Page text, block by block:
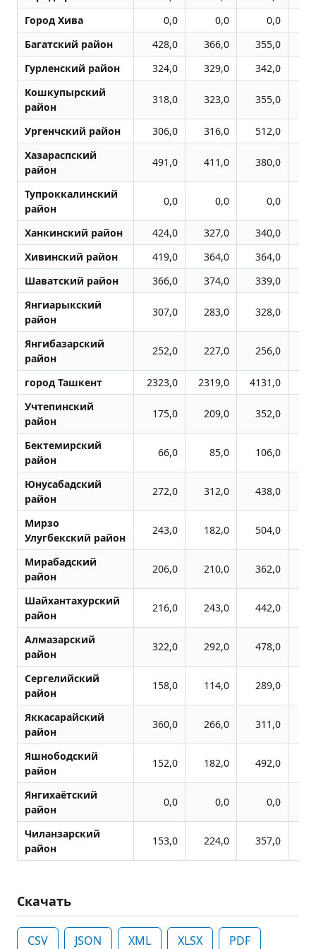
Город Хива
0,0 0,0
0,0
Багатский район
428,0 366,0 355,0
Гурленский район
324,0 329,0 342,0
Кошкупырский
район
318,0 323,0 355,0
Ургенчский район 306,0 316,0 512,0
Хазараспский
район
491,0 411,0 380,0
Тупроккалинский
район
0,0 0,0 0,0
Ханкинский район 424,0 327,0 340,0
Хивинский район
419,0 364,0 364,0
Шаватский район
366,0 374,0 339,0
Янгиарыкский
район
307,0 283,0 328,0
Янгибазарский
район
252,0 227,0 256,0
город Ташкент 2323,0 2319,0 4131,0
Учтепинский
район
175,0 209,0 352,0
Бектемирский
район
66,0 85,0 106,0
Юнусабадский
район
272,0 312,0 438,0
Мирзо
Улугбекский район
243,0 182,0 504,0
Мирабадский
район
206,0 210,0 362,0
Шайхантахурский
район
216,0 243,0 442,0
Алмазарский
район
322,0 292,0 478,0
Сергелийский
район
158,0 114,0 289,0
Яккасарайский
район
360,0 266,0 311,0
Яшнободский
район
152,0 182,0 492,0
Янгихаётский
район
0,0 0,0 0,0
Чиланзарский
район
153,0 224,0 357,0
Скачать
CSV JSON XML XLSX PDF